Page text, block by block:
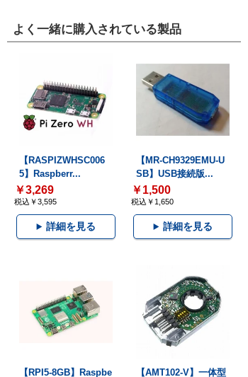
よく一緒に購入されている製品
【RASPIZWHSC006
5】Raspberr...
￥3,269
税込￥3,595
詳細を見る
【MR-CH9329EMU-U
SB】USB接続版...
￥1,500
税込￥1,650
詳細を見る
【RPI5-8GB】Raspbe 【AMT102-V】一体型